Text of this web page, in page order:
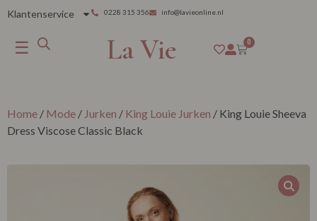
Klantenservice 0228 315 356 info@lavieonline.nl
☰ La Vie 0
Home / Mode / Jurken / King Louie Jurken / King Louie Sheeva
Dress Viscose Classic Black